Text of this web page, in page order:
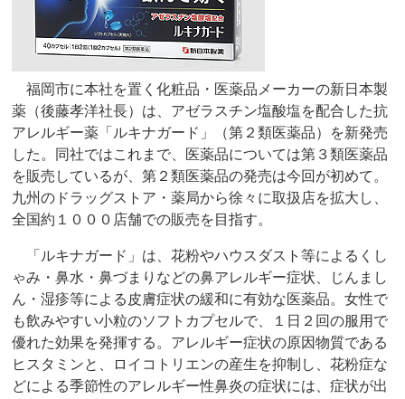
福岡市に本社を置く化粧品・医薬品メーカーの新日本製
薬（後藤孝洋社長）は、アゼラスチン塩酸塩を配合した抗
アレルギー薬「ルキナガード」（第２類医薬品）を新発売
した。同社ではこれまで、医薬品については第３類医薬品
を販売しているが、第２類医薬品の発売は今回が初めて。
九州のドラッグストア・薬局から徐々に取扱店を拡大し、
全国約１０００店舗での販売を目指す。
「ルキナガード」は、花粉やハウスダスト等によるくし
ゃみ・鼻水・鼻づまりなどの鼻アレルギー症状、じんまし
ん・湿疹等による皮膚症状の緩和に有効な医薬品。女性で
も飲みやすい小粒のソフトカプセルで、１日２回の服用で
優れた効果を発揮する。アレルギー症状の原因物質である
ヒスタミンと、ロイコトリエンの産生を抑制し、花粉症な
どによる季節性のアレルギー性鼻炎の症状には、症状が出